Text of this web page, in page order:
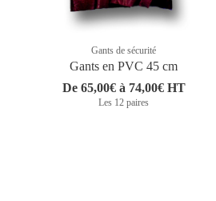
Gants de sécurité
Gants en PVC 45 cm
De 65,00€ à 74,00€ HT
Les 12 paires